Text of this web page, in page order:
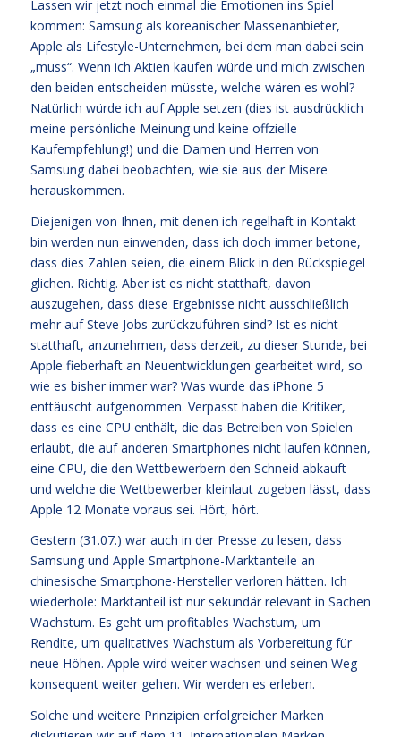
Lassen wir jetzt noch einmal die Emotionen ins Spiel
kommen: Samsung als koreanischer Massenanbieter,
Apple als Lifestyle-Unternehmen, bei dem man dabei sein
„muss“. Wenn ich Aktien kaufen würde und mich zwischen
den beiden entscheiden müsste, welche wären es wohl?
Natürlich würde ich auf Apple setzen (dies ist ausdrücklich
meine persönliche Meinung und keine offzielle
Kaufempfehlung!) und die Damen und Herren von
Samsung dabei beobachten, wie sie aus der Misere
herauskommen.
Diejenigen von Ihnen, mit denen ich regelhaft in Kontakt
bin werden nun einwenden, dass ich doch immer betone,
dass dies Zahlen seien, die einem Blick in den Rückspiegel
glichen. Richtig. Aber ist es nicht statthaft, davon
auszugehen, dass diese Ergebnisse nicht ausschließlich
mehr auf Steve Jobs zurückzuführen sind? Ist es nicht
statthaft, anzunehmen, dass derzeit, zu dieser Stunde, bei
Apple fieberhaft an Neuentwicklungen gearbeitet wird, so
wie es bisher immer war? Was wurde das iPhone 5
enttäuscht aufgenommen. Verpasst haben die Kritiker,
dass es eine CPU enthält, die das Betreiben von Spielen
erlaubt, die auf anderen Smartphones nicht laufen können,
eine CPU, die den Wettbewerbern den Schneid abkauft
und welche die Wettbewerber kleinlaut zugeben lässt, dass
Apple 12 Monate voraus sei. Hört, hört.
Gestern (31.07.) war auch in der Presse zu lesen, dass
Samsung und Apple Smartphone-Marktanteile an
chinesische Smartphone-Hersteller verloren hätten. Ich
wiederhole: Marktanteil ist nur sekundär relevant in Sachen
Wachstum. Es geht um profitables Wachstum, um
Rendite, um qualitatives Wachstum als Vorbereitung für
neue Höhen. Apple wird weiter wachsen und seinen Weg
konsequent weiter gehen. Wir werden es erleben.
Solche und weitere Prinzipien erfolgreicher Marken